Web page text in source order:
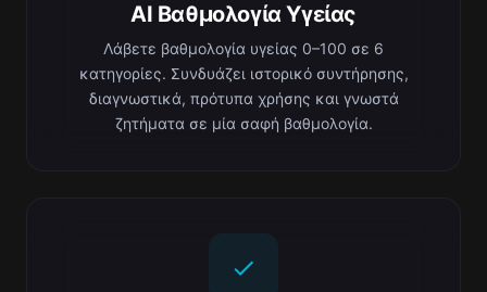
AI Βαθμολογία Υγείας
Λάβετε βαθμολογία υγείας 0–100 σε 6
κατηγορίες. Συνδυάζει ιστορικό συντήρησης,
διαγνωστικά, πρότυπα χρήσης και γνωστά
ζητήματα σε μία σαφή βαθμολογία.